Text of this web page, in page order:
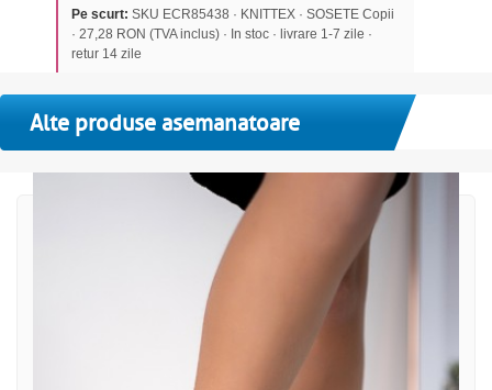
Pe scurt: SKU ECR85438 · KNITTEX · SOSETE Copii
· 27,28 RON (TVA inclus) · In stoc · livrare 1-7 zile ·
retur 14 zile
Alte produse asemanatoare